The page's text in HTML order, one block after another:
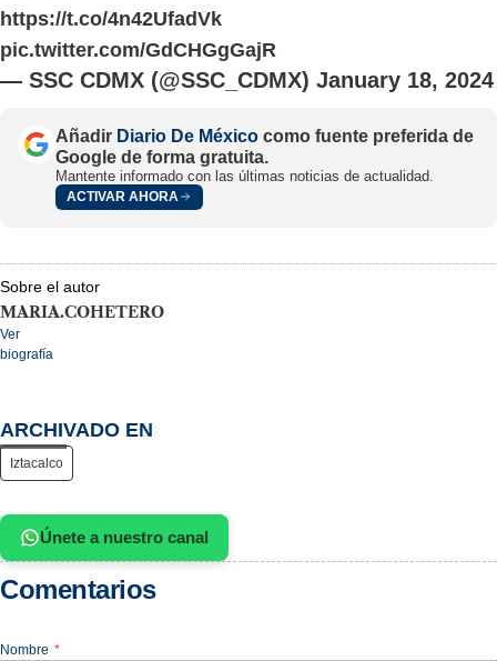
https://t.co/4n42UfadVk
pic.twitter.com/GdCHGgGajR
— SSC CDMX (@SSC_CDMX) January 18, 2024
Añadir Diario De México como fuente preferida de
Google de forma gratuita.
Mantente informado con las últimas noticias de actualidad.
ACTIVAR AHORA
Sobre el autor
MARIA.COHETERO
Ver
biografía
ARCHIVADO EN
Iztacalco
Únete a nuestro canal
Comentarios
Nombre *